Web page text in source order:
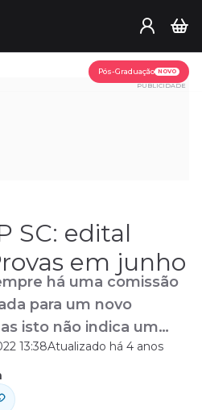
Pós-Graduação NOVO
PUBLICIDADE
SC: edital
em junho
há uma comissão
para um novo
isto não indica um
13:38Atualizado há 4 anos